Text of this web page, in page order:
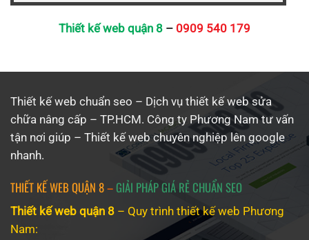
Thiết kế web quận 8 – 0909 540 179
Thiết kế web chuẩn seo – Dịch vụ thiết kế web sửa
chữa nâng cấp – TP.HCM. Công ty Phương Nam tư vấn
tận nơi giúp – Thiết kế webchuyên nghiệp lên google
nhanh.
THIẾT KẾ WEB QUẬN 8– GIẢI PHÁP GIÁ RẺ CHUẨN SEO
Thiết kế web quận 8 – Quy trình thiết kế web Phương
Nam: